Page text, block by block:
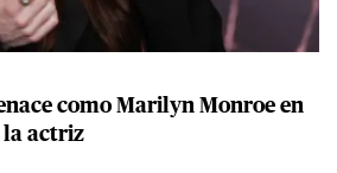
como Marilyn Monroe en
la actriz